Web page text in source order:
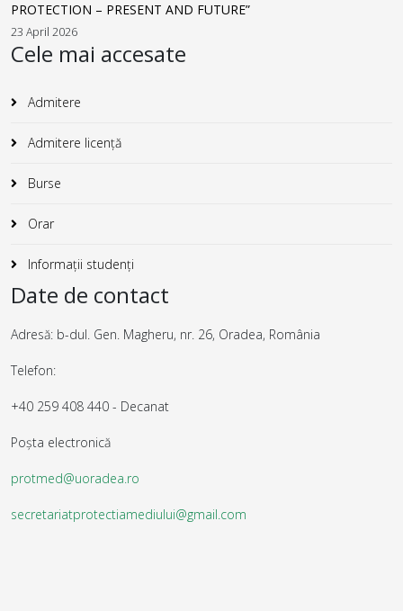
PROTECTION – PRESENT AND FUTURE”
23 April 2026
Cele mai accesate
Admitere
Admitere licență
Burse
Orar
Informații studenți
Date de contact
Adresă: b-dul. Gen. Magheru, nr. 26, Oradea, România
Telefon:
+40 259 408 440 - Decanat
Poșta electronică
protmed@uoradea.ro
secretariatprotectiamediului@gmail.com